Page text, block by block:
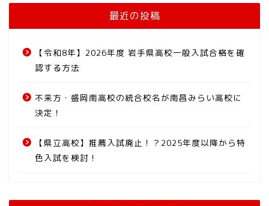
最近の投稿
【令和8年】2026年度 岩手県高校一般入試合格を確
認する方法
不来方・盛岡南高校の統合校名が南昌みらい高校に
決定！
【県立高校】推薦入試廃止！？2025年度以降から特
色入試を検討！